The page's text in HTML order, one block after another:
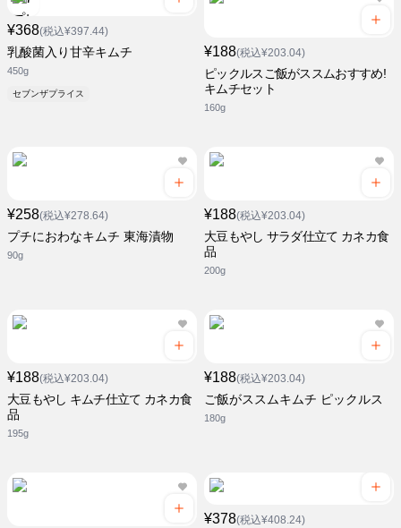
¥368(税込¥397.44)
乳酸菌入り甘辛キムチ
450g
セブンザプライス
¥188(税込¥203.04)
ピックルスご飯がススムおすすめ!
キムチセット
160g
¥258(税込¥278.64)
プチにおわなキムチ 東海漬物
90g
¥188(税込¥203.04)
大豆もやし サラダ仕立て カネカ食
品
200g
¥188(税込¥203.04)
大豆もやし キムチ仕立て カネカ食
品
195g
¥188(税込¥203.04)
ご飯がススムキムチ ピックルス
180g
¥378(税込¥408.24)